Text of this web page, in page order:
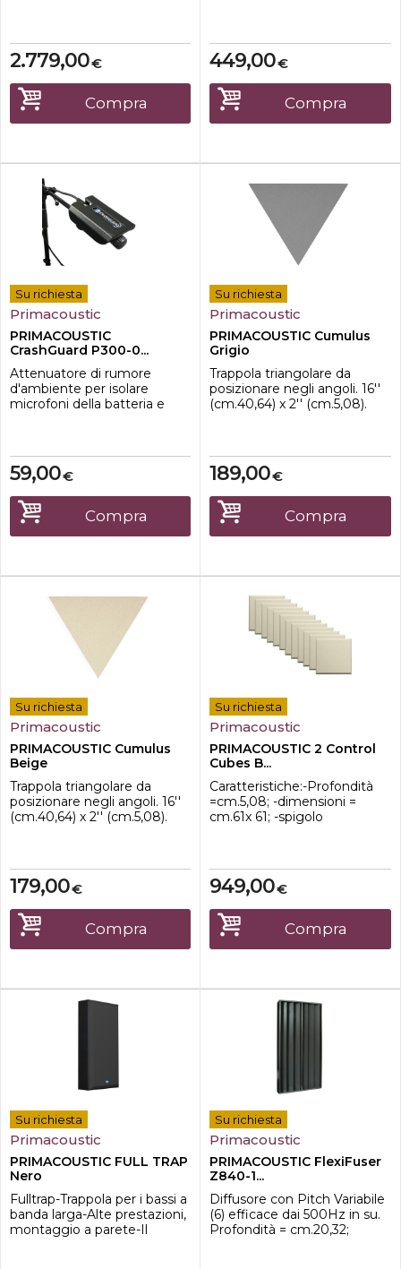
Broadband da
cm.61,00x121,92x5,08 con 16
clips; 24 Scatter Block da
cm.30,48x30,48x2,54 con 24
clips. Colore Grigio
€
2.779,00
Compra
laterali e 8 Scatter Blocks per
ridurre i delay. Ogni pannello
è realizzato in lana di vetro di
alta qualità. Sono compresi
gli ...
€
449,00
Compra
Su richiesta
Primacoustic
PRIMACOUSTIC
CrashGuard P300-0...
Attenuatore di rumore
d'ambiente per isolare
microfoni della batteria e
spugna a cellule aperte.
€
59,00
Compra
Su richiesta
Primacoustic
PRIMACOUSTIC Cumulus
Grigio
Trappola triangolare da
posizionare negli angoli. 16''
(cm.40,64) x 2'' (cm.5,08).
€
189,00
Compra
Su richiesta
Primacoustic
PRIMACOUSTIC Cumulus
Beige
Trappola triangolare da
posizionare negli angoli. 16''
(cm.40,64) x 2'' (cm.5,08).
€
179,00
Compra
Su richiesta
Primacoustic
PRIMACOUSTIC 2 Control
Cubes B...
Caratteristiche:-Profondità
=cm.5,08; -dimensioni =
cm.61x 61; -spigolo
€
949,00
Compra
Su richiesta
Primacoustic
PRIMACOUSTIC FULL TRAP
Nero
Fulltrap-Trappola per i bassi a
banda larga-Alte prestazioni,
montaggio a parete-Il
Su richiesta
Primacoustic
PRIMACOUSTIC FlexiFuser
Z840-1...
Diffusore con Pitch Variabile
(6) efficace dai 500Hz in su.
Profondità = cm.20,32;